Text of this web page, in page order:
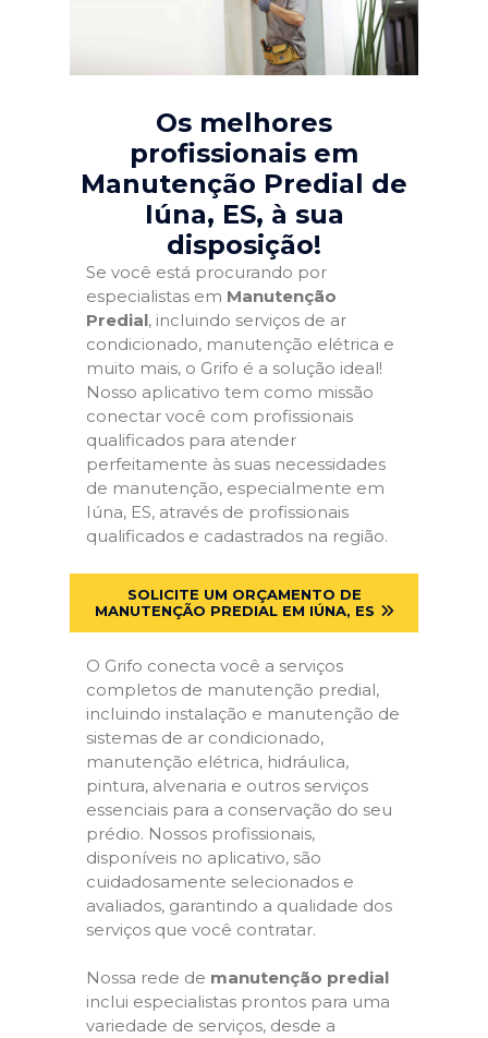
Os melhores
profissionais em
Manutenção Predial de
Iúna, ES, à sua
disposição!
Se você está procurando por
especialistas em Manutenção
Predial, incluindo serviços de ar
condicionado, manutenção elétrica e
muito mais, o Grifo é a solução ideal!
Nosso aplicativo tem como missão
conectar você com profissionais
qualificados para atender
perfeitamente às suas necessidades
de manutenção, especialmente em
Iúna, ES, através de profissionais
qualificados e cadastrados na região.
SOLICITE UM ORÇAMENTO DE
MANUTENÇÃO PREDIAL EM IÚNA, ES
O Grifo conecta você a serviços
completos de manutenção predial,
incluindo instalação e manutenção de
sistemas de ar condicionado,
manutenção elétrica, hidráulica,
pintura, alvenaria e outros serviços
essenciais para a conservação do seu
prédio. Nossos profissionais,
disponíveis no aplicativo, são
cuidadosamente selecionados e
avaliados, garantindo a qualidade dos
serviços que você contratar.
Nossa rede de manutenção predial
inclui especialistas prontos para uma
variedade de serviços, desde a